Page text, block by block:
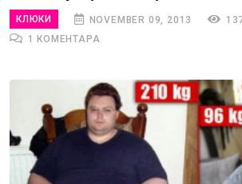
КЛЮКИ NOVEMBER 09, 2013
1 КОМЕНТАРА